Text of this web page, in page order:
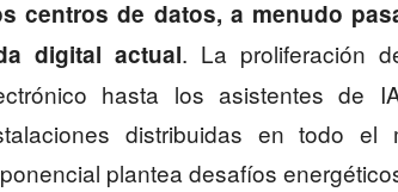
centros de datos, a menudo
digital actual. La proliferación
hasta los asistentes de
distribuidas en todo el
plantea desafíos